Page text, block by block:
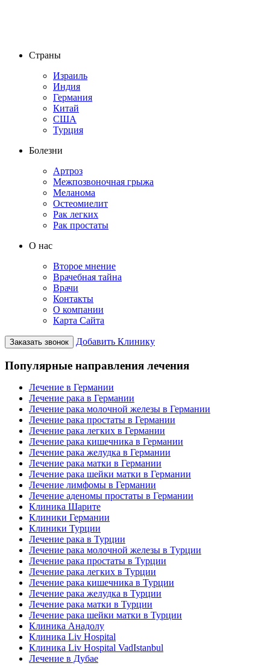
Страны
Израиль
Индия
Германия
Китай
США
Турция
Болезни
Артроз
Межпозвоночная грыжа
Меланома
Остеомиелит
Рак легких
Рак простаты
О нас
Второе мнение
Врачебная тайна
Врачи
Контакты
О компании
Карта Сайта
Заказать звонок Добавить Клинику
Популярные направления лечения
Лечение в Германии
Лечение рака в Германии
Лечение рака молочной железы в Германии
Лечение рака простаты в Германии
Лечение рака легких в Германии
Лечение рака кишечника в Германии
Лечение рака желудка в Германии
Лечение рака матки в Германии
Лечение рака шейки матки в Германии
Лечение лимфомы в Германии
Лечение аденомы простаты в Германии
Клиника Шарите
Клиники Германии
Клиники Турции
Лечение рака в Турции
Лечение рака молочной железы в Турции
Лечение рака простаты в Турции
Лечение рака легких в Турции
Лечение рака кишечника в Турции
Лечение рака желудка в Турции
Лечение рака матки в Турции
Лечение рака шейки матки в Турции
Клиника Анадолу
Клиника Liv Hospital
Клиника Liv Hospital VadIstanbul
Лечение в Дубае